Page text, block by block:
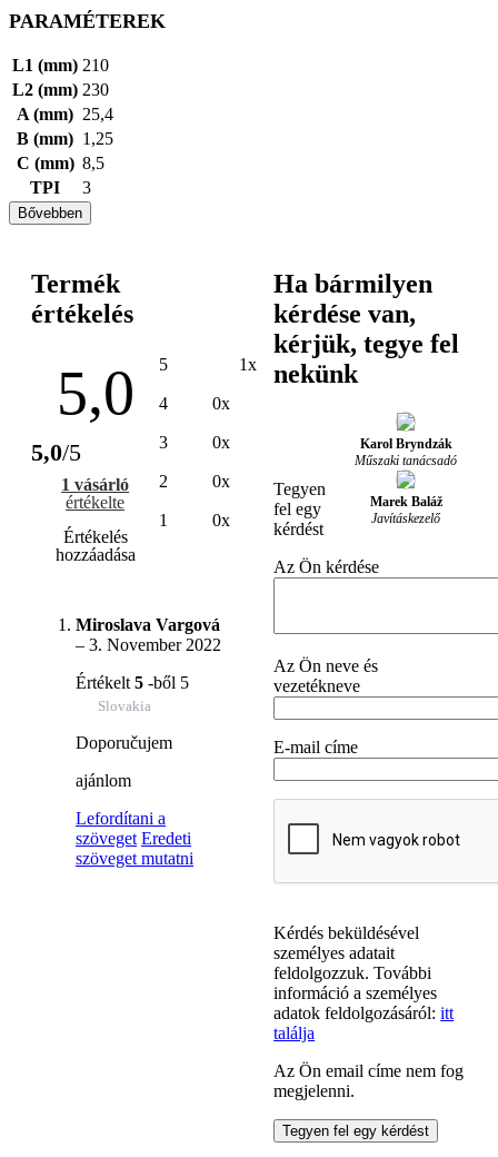
PARAMÉTEREK
L1 (mm) 210
L2 (mm) 230
A (mm) 25,4
B (mm) 1,25
C (mm) 8,5
TPI
3
Bővebben
Termék
értékelés
5,0
5,0/5
1 vásárló
értékelte
Értékelés
hozzáadása
5 1x
4 0x
3 0x
2 0x
1 0x
Miroslava Vargová
– 3. November 2022
Értékelt 5 -ből 5
Slovakia
Doporučujem
ajánlom
Lefordítani a
szöveget Eredeti
szöveget mutatni
Ha bármilyen
kérdése van,
kérjük, tegye fel
nekünk
Karol Bryndzák
Műszaki tanácsadó
Marek Baláž
Javításkezelő
Tegyen
fel egy
kérdést
Az Ön kérdése
Az Ön neve és
vezetékneve
E-mail címe
Kérdés beküldésével
személyes adatait
feldolgozzuk. További
információ a személyes
adatok feldolgozásáról:itt
találja
Az Ön email címe nem fog
megjelenni.